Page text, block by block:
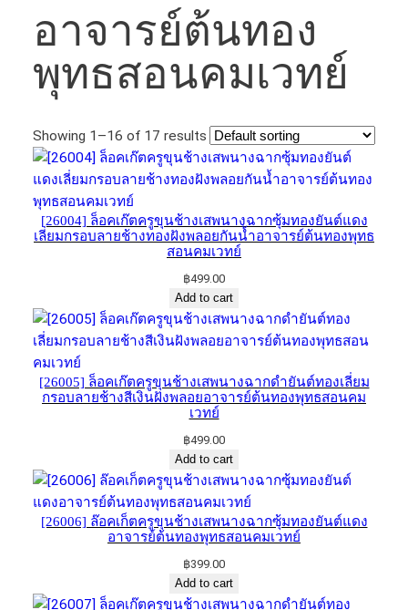
อาจารย์​ต้นทอง​
พุทธ​สอน​คม​เวทย์​
Showing 1–16 of 17 results
[26004] ล็อคเก๊ตครูขุนช้างเสพนางฉากซุ้มทองยันต์​แดง​
เลี่ยมกรอบลายช้างทองฝังพลอยกันน้ำอาจารย์​ต้นทอง​พุทธ​
สอน​คม​เวทย์​
฿499.00
Add to cart
[26005] ล็อคเก๊ตครูขุนช้างเสพนาง​ฉากดำยันต์​ทองเลี่ยม
กรอบลายช้างสีเงินฝังพลอยอาจารย์​ต้นทอง​พุทธ​สอน​คม​
เวทย์​
฿499.00
Add to cart
[26006] ล๊อคเก็ตครูขุนช้างเสพนาง​ฉากซุ้มทองยันต์​แดง​
อาจารย์​ต้นทองพุทธ​สอน​คม​เวทย์​
฿399.00
Add to cart